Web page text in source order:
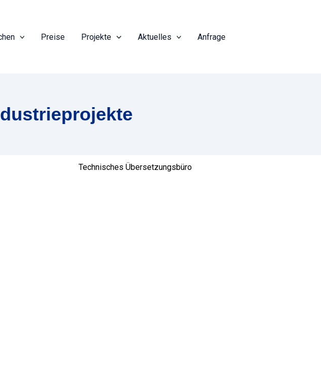
Preise Projekte Aktuelles Anfrage